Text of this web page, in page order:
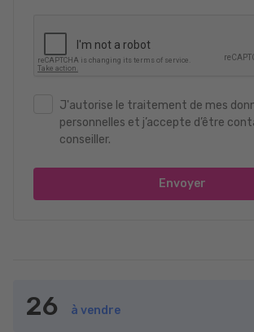
J'autorise le traitement de mes
personnelles et j’accepte d’être
conseiller.
Envoyer
26 à vendre